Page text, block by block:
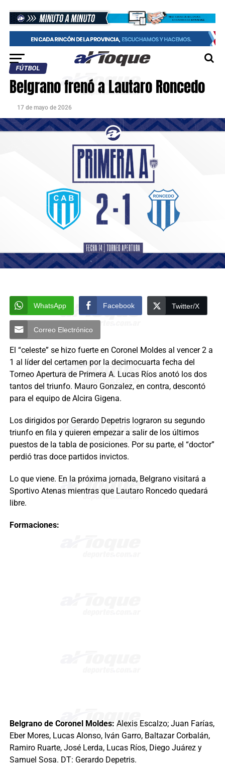
FÚTBOL
Belgrano frenó a Lautaro Roncedo
17 de mayo de 2026
WhatsApp Facebook Twitter/X
Correo Electrónico
El “celeste” se hizo fuerte en Coronel Moldes al vencer 2 a
1 al líder del certamen por la decimocuarta fecha del
Torneo Apertura de Primera A. Lucas Ríos anotó los dos
tantos del triunfo. Mauro Gonzalez, en contra, descontó
para el equipo de Alcira Gigena.
Los dirigidos por Gerardo Depetris lograron su segundo
triunfo en fila y quieren empezar a salir de los últimos
puestos de la tabla de posiciones. Por su parte, el “doctor”
perdió tras doce partidos invictos.
Lo que viene. En la próxima jornada, Belgrano visitará a
Sportivo Atenas mientras que Lautaro Roncedo quedará
libre.
Formaciones:
Belgrano de Coronel Moldes: Alexis Escalzo; Juan Farías,
Eber Mores, Lucas Alonso, Iván Garro, Baltazar Corbalán,
Ramiro Ruarte, José Lerda, Lucas Ríos, Diego Juárez y
Samuel Sosa. DT: Gerardo Depetris.